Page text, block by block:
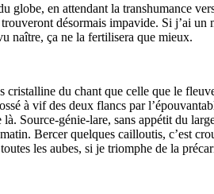
globe, en attendant la transhumance
désormais impavide. Si j’ai
naître, ça ne la fertilisera que mieux.
cristalline du chant que celle que le
à vif des deux flancs par
Source-génie-lare, sans appétit du
Bercer quelques cailloutis, c’est
les aubes, si je triomphe de la